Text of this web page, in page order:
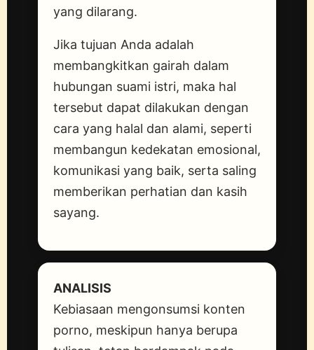
yang dilarang.
Jika tujuan Anda adalah
membangkitkan gairah dalam
hubungan suami istri, maka hal
tersebut dapat dilakukan dengan
cara yang halal dan alami, seperti
membangun kedekatan emosional,
komunikasi yang baik, serta saling
memberikan perhatian dan kasih
sayang.
ANALISIS
Kebiasaan mengonsumsi konten
porno, meskipun hanya berupa